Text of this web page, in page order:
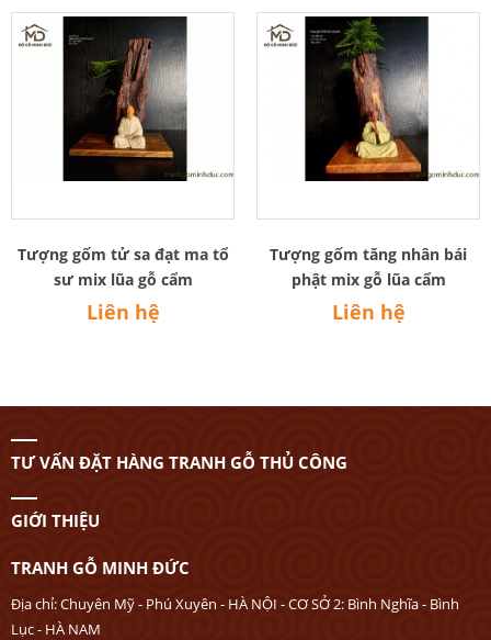
Tượng gốm tử sa đạt ma tổ
sư mix lũa gỗ cẩm
Liên hệ
Tượng gốm tăng nhân bái
phật mix gỗ lũa cẩm
Liên hệ
TƯ VẤN ĐẶT HÀNG TRANH GỖ THỦ CÔNG
GIỚI THIỆU
TRANH GỖ MINH ĐỨC
Địa chỉ: Chuyên Mỹ - Phú Xuyên - HÀ NỘI - CƠ SỞ 2: Bình Nghĩa - Bình
Lục - HÀ NAM